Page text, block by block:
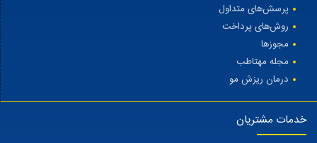
پرسش‌های متداول
روش‌های پرداخت
مجوزها
مجله مهتاطب
درمان ریزش مو
خدمات مشتریان